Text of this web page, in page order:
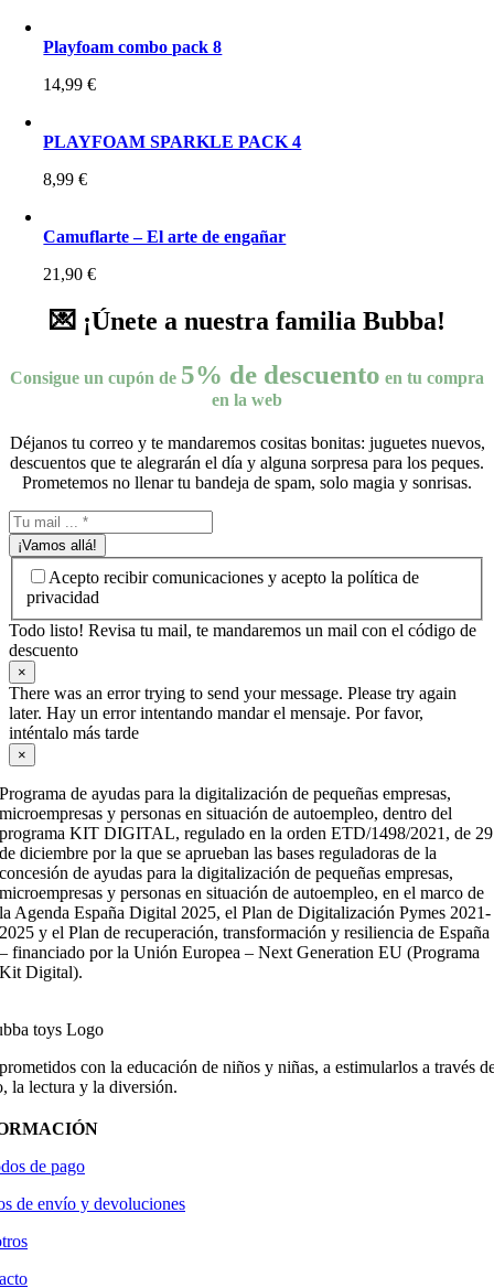
Playfoam combo pack 8
14,99€
PLAYFOAM SPARKLE PACK 4
8,99€
Camuflarte – El arte de engañar
21,90€
💌 ¡Únete a nuestra familia Bubba!
Consigue un cupón de 5% de descuento en tu compra
en la web
Déjanos tu correo y te mandaremos cositas bonitas: juguetes nuevos,
descuentos que te alegrarán el día y alguna sorpresa para los peques.
Prometemos no llenar tu bandeja de spam, solo magia y sonrisas.
¡Vamos allá!
Acepto recibir comunicaciones y acepto la política de
privacidad
Todo listo! Revisa tu mail, te mandaremos un mail con el código de
descuento
×
There was an error trying to send your message. Please try again
later. Hay un error intentando mandar el mensaje. Por favor,
inténtalo más tarde
×
Programa de ayudas para la digitalización de pequeñas empresas,
microempresas y personas en situación de autoempleo, dentro del
programa KIT DIGITAL, regulado en la orden ETD/1498/2021, de 29
de diciembre por la que se aprueban las bases reguladoras de la
concesión de ayudas para la digitalización de pequeñas empresas,
microempresas y personas en situación de autoempleo, en el marco de
la Agenda España Digital 2025, el Plan de Digitalización Pymes 2021-
2025 y el Plan de recuperación, transformación y resiliencia de España
– financiado por la Unión Europea – Next Generation EU (Programa
Kit Digital).
con la educación de niños y niñas, a estimularlos a través
la lectura y la diversión.
de pago
de envío y devoluciones